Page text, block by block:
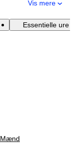
Vis mere
Essentielle ure
Mænd